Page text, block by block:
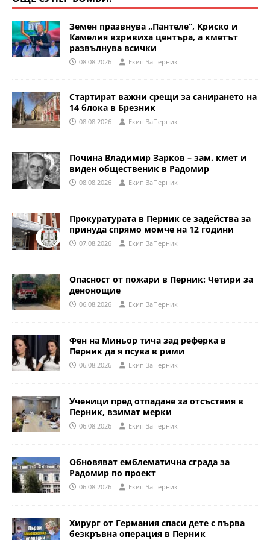
Земен празвнува „Пантеле“, Криско и
Камелия взривиха центъра, а кметът
развълнува всички
08.08.2026 Eкип ЗаПерник
Стартират важни срещи за санирането на
14 блока в Брезник
08.08.2026 Eкип ЗаПерник
Почина Владимир Зарков – зам. кмет и
виден общественик в Радомир
08.08.2026 Eкип ЗаПерник
Прокуратурата в Перник се задейства за
принуда спрямо момче на 12 години
07.08.2026 Eкип ЗаПерник
Опасност от пожари в Перник: Четири за
денонощие
06.08.2026 Eкип ЗаПерник
Фен на Миньор тича зад реферка в
Перник да я псува в рими
06.08.2026 Eкип ЗаПерник
Ученици пред отпадане за отсъствия в
Перник, взимат мерки
06.08.2026 Eкип ЗаПерник
Обновяват емблематична сграда за
Радомир по проект
06.08.2026 Eкип ЗаПерник
Хирург от Германия спаси дете с първа
безкръвна операция в Перник